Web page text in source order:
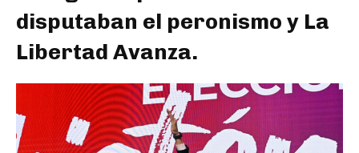
disputaban el peronismo y La
Libertad Avanza.